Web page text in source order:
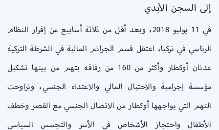
إلى السجن الأبدي
في 11 يوليو 2018، وبعد أقل من ثلاثة أسابيع من إقرار النظام
الرئاسي في تركيا، اعتقل قسم الجرائم المالية في الشرطة التركية
عدنان أوكطار وأكثر من 160 من رفاقه بتهم من بينها تشكيل
مؤسسة إجرامية والاحتيال المالي والاعتداء الجنسي، وتراوحت
التهم التي يواجهها أوكطار من الاتصال الجنسي مع القصر وخطف
الأطفال واحتجاز الأشخاص في الأسر والتجسس السياسي